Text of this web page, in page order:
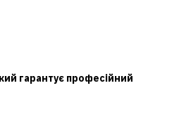
гарантує професійний